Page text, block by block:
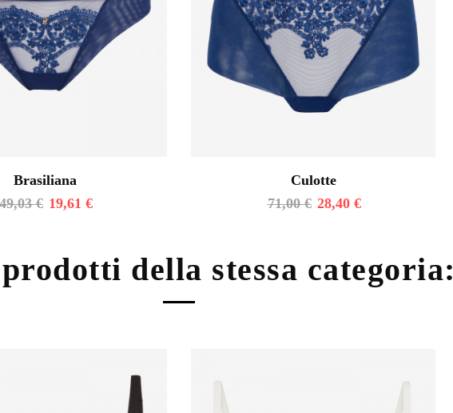
Brasiliana
€ 19,61 €
Culotte
71,00€ 28,40 €
della stessa categoria: